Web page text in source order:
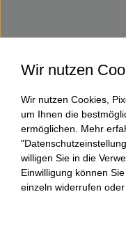
Wir nutzen
Wir nutzen Cookies,
um Ihnen die
ermöglichen. Mehr
willigen Sie in die
Einwilligung können
einzeln widerrufen oder